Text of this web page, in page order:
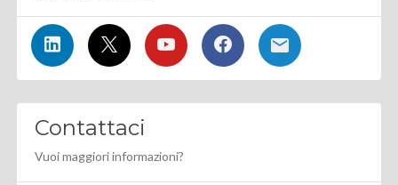
Contattaci
Vuoi maggiori informazioni?